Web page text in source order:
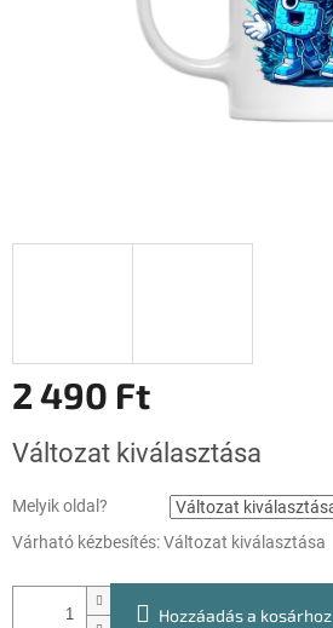
2 490 Ft
Változat kiválasztása
Melyik oldal?
Várható kézbesítés:Változat kiválasztása
Hozzáadás a kosárhoz